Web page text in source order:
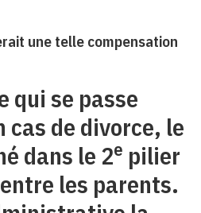
une telle compensation
qui se passe
cas de divorce, le
dans le 2e pilier
les parents.